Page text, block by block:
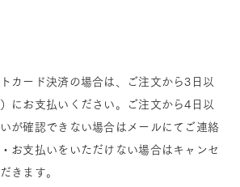
カード決済の場合は、ご注文から3日以
にお支払いください。ご注文から4日以
が確認できない場合はメールにてご連絡
お支払いをいただけない場合はキャンセ
きます。